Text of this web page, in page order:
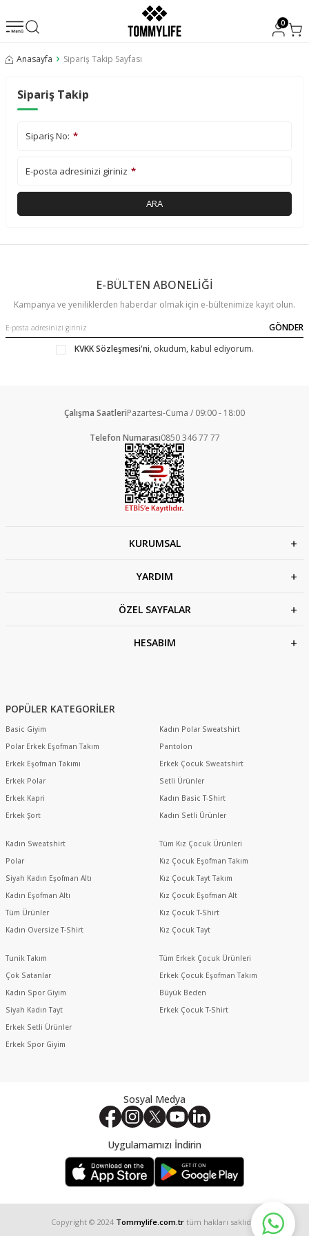
0
Anasayfa Sipariş Takip Sayfası
Sipariş Takip
Sipariş No: *
E-posta adresinizi giriniz *
ARA
E-BÜLTEN ABONELİĞİ
Kampanya ve yeniliklerden haberdar olmak için e-bültenimize kayıt olun.
GÖNDER
KVKK Sözleşmesi'ni, okudum, kabul ediyorum.
Çalışma SaatleriPazartesi-Cuma / 09:00 - 18:00
Telefon Numarası0850 346 77 77
KURUMSAL
YARDIM
ÖZEL SAYFALAR
HESABIM
Sosyal Medya
Uygulamamızı İndirin
POPÜLER KATEGORİLER
Basic Giyim
Polar Erkek Eşofman Takım
Erkek Eşofman Takımı
Erkek Polar
Erkek Kapri
Erkek Şort
Kadın Sweatshirt
Polar
Siyah Kadın Eşofman Altı
Kadın Eşofman Altı
Tüm Ürünler
Kadın Oversize T-Shirt
Tunik Takım
Çok Satanlar
Kadın Spor Giyim
Siyah Kadın Tayt
Erkek Setli Ürünler
Erkek Spor Giyim
Kadın Polar Sweatshirt
Pantolon
Erkek Çocuk Sweatshirt
Setli Ürünler
Kadın Basic T-Shirt
Kadın Setli Ürünler
Tüm Kız Çocuk Ürünleri
Kız Çocuk Eşofman Takım
Kız Çocuk Tayt Takım
Kız Çocuk Eşofman Alt
Kız Çocuk T-Shirt
Kız Çocuk Tayt
Tüm Erkek Çocuk Ürünleri
Erkek Çocuk Eşofman Takım
Büyük Beden
Erkek Çocuk T-Shirt
Copyright © 2024 Tommylife.com.trtüm hakları saklıdır.